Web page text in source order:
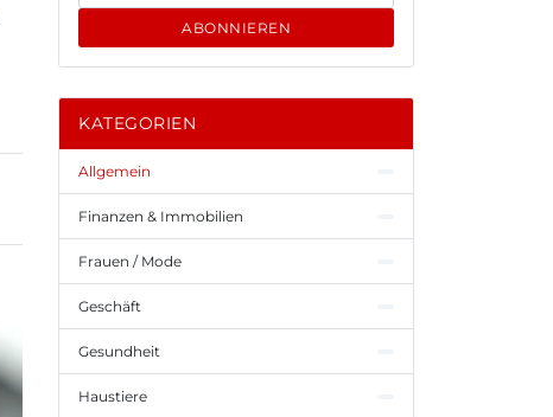
ABONNIEREN
KATEGORIEN
Allgemein
Finanzen & Immobilien
Frauen / Mode
Geschäft
Gesundheit
Haustiere